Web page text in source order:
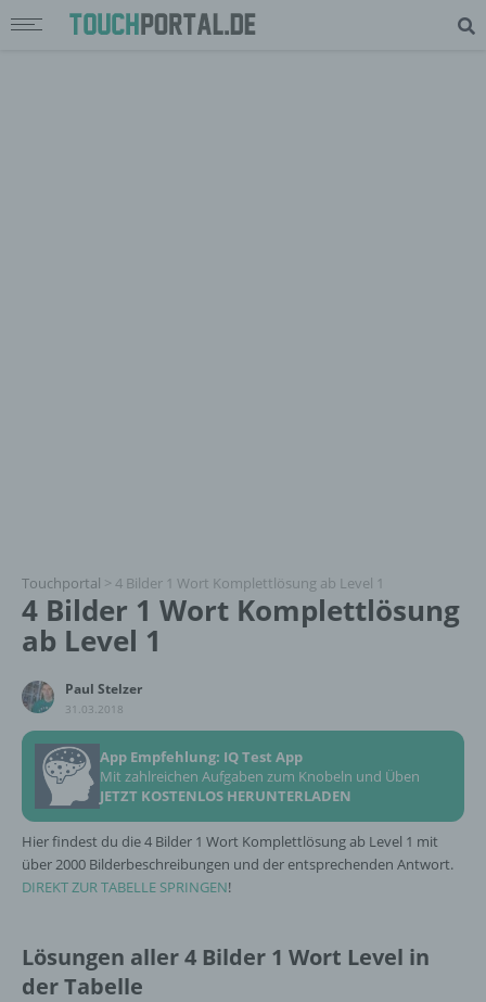
Touchportal > 4 Bilder 1 Wort Komplettlösung ab Level 1
4 Bilder 1 Wort Komplettlösung
ab Level 1
Paul Stelzer
31.03.2018
App Empfehlung: IQ Test App
Mit zahlreichen Aufgaben zum Knobeln und Üben
JETZT KOSTENLOS HERUNTERLADEN
Hier findest du die 4 Bilder 1 Wort Komplettlösung ab Level 1 mit
über 2000 Bilderbeschreibungen und der entsprechenden Antwort.
DIREKT ZUR TABELLE SPRINGEN!
Lösungen aller 4 Bilder 1 Wort Level in
der Tabelle